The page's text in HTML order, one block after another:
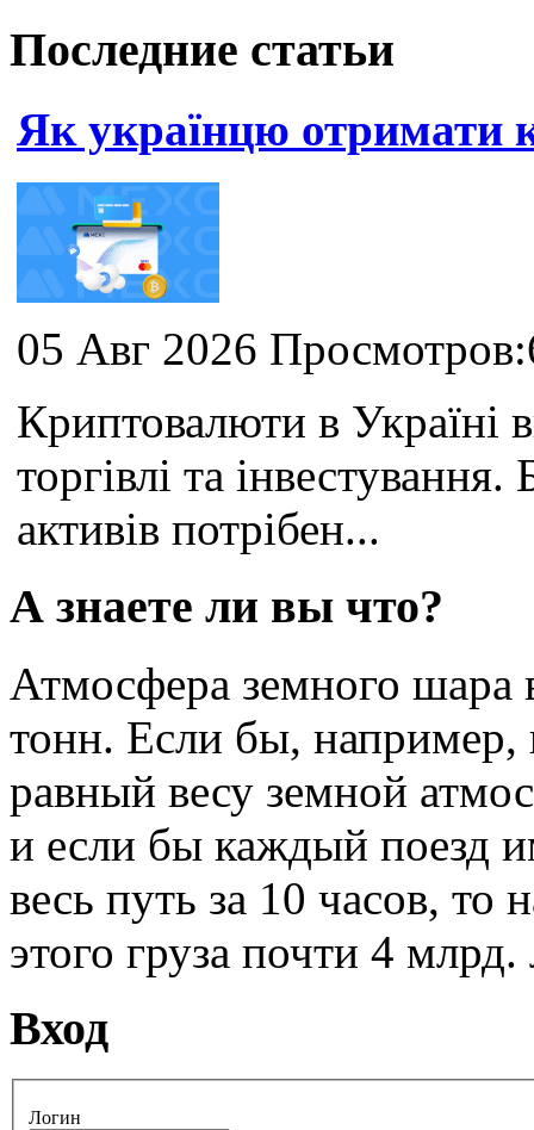
Последние статьи
Як українцю отримати
05 Авг 2026
Криптовалюти в Україні
торгівлі та
активів потрібен...
А знаете ли вы что?
Атмосфера земного шара
тонн. Если бы, например,
равный весу земной
и если бы каждый поезд
весь путь за 10 часов, то
этого груза почти 4 млрд.
Вход
Логин